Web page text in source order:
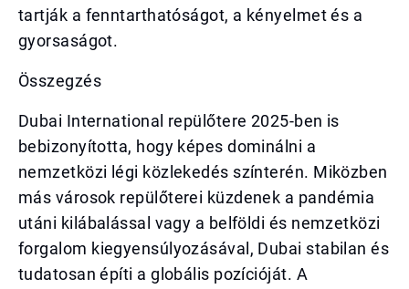
tartják a fenntarthatóságot, a kényelmet és a
gyorsaságot.
Összegzés
Dubai International repülőtere 2025-ben is
bebizonyította, hogy képes dominálni a
nemzetközi légi közlekedés színterén. Miközben
más városok repülőterei küzdenek a pandémia
utáni kilábalással vagy a belföldi és nemzetközi
forgalom kiegyensúlyozásával, Dubai stabilan és
tudatosan építi a globális pozícióját. A